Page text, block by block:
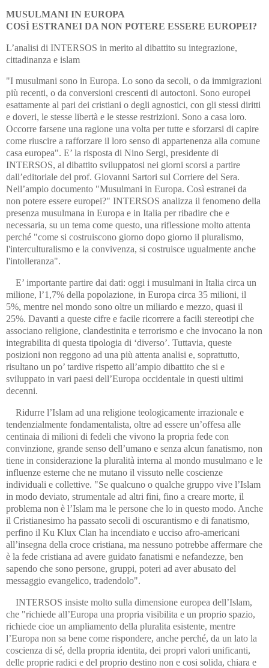
MUSULMANI IN EUROPA
COSÌ ESTRANEI DA NON POTERE ESSERE EUROPEI?
L’analisi di INTERSOS in merito al dibattito su integrazione,
cittadinanza e islam
"I musulmani sono in Europa. Lo sono da secoli, o da immigrazioni
più recenti, o da conversioni crescenti di autoctoni. Sono europei
esattamente al pari dei cristiani o degli agnostici, con gli stessi diritti
e doveri, le stesse libertà e le stesse restrizioni. Sono a casa loro.
Occorre farsene una ragione una volta per tutte e sforzarsi di capire
come riuscire a rafforzare il loro senso di appartenenza alla comune
casa europea". E’ la risposta di Nino Sergi, presidente di
INTERSOS, al dibattito sviluppatosi nei giorni scorsi a partire
dall’editoriale del prof. Giovanni Sartori sul Corriere del Sera.
Nell’ampio documento "Musulmani in Europa. Così estranei da
non potere essere europei?" INTERSOS analizza il fenomeno della
presenza musulmana in Europa e in Italia per ribadire che e
necessaria, su un tema come questo, una riflessione molto attenta
perché "come si costruiscono giorno dopo giorno il pluralismo,
l'interculturalismo e la convivenza, si costruisce ugualmente anche
l'intolleranza".
E’ importante partire dai dati: oggi i musulmani in Italia circa un
milione, l’1,7% della popolazione, in Europa circa 35 milioni, il
5%, mentre nel mondo sono oltre un miliardo e mezzo, quasi il
25%. Davanti a queste cifre e facile ricorrere a facili stereotipi che
associano religione, clandestinita e terrorismo e che invocano la non
integrabilita di questa tipologia di ‘diverso’. Tuttavia, queste
posizioni non reggono ad una più attenta analisi e, soprattutto,
risultano un po’ tardive rispetto all’ampio dibattito che si e
sviluppato in vari paesi dell’Europa occidentale in questi ultimi
decenni.
Ridurre l’Islam ad una religione teologicamente irrazionale e
tendenzialmente fondamentalista, oltre ad essere un’offesa alle
centinaia di milioni di fedeli che vivono la propria fede con
convinzione, grande senso dell’umano e senza alcun fanatismo, non
tiene in considerazione la pluralità interna al mondo musulmano e le
influenze esterne che ne mutano il vissuto nelle coscienze
individuali e collettive. "Se qualcuno o qualche gruppo vive l’Islam
in modo deviato, strumentale ad altri fini, fino a creare morte, il
problema non è l’Islam ma le persone che lo in questo modo. Anche
il Cristianesimo ha passato secoli di oscurantismo e di fanatismo,
perfino il Ku Klux Clan ha incendiato e ucciso afro-americani
all’insegna della croce cristiana, ma nessuno potrebbe affermare che
è la fede cristiana ad avere guidato fanatismi e nefandezze, ben
sapendo che sono persone, gruppi, poteri ad aver abusato del
messaggio evangelico, tradendolo".
INTERSOS insiste molto sulla dimensione europea dell’Islam,
che "richiede all’Europa una propria visibilita e un proprio spazio,
richiede cioe un ampliamento della pluralita esistente, mentre
l’Europa non sa bene come rispondere, anche perché, da un lato la
coscienza di sé, della propria identita, dei propri valori unificanti,
delle proprie radici e del proprio destino non e cosi solida, chiara e